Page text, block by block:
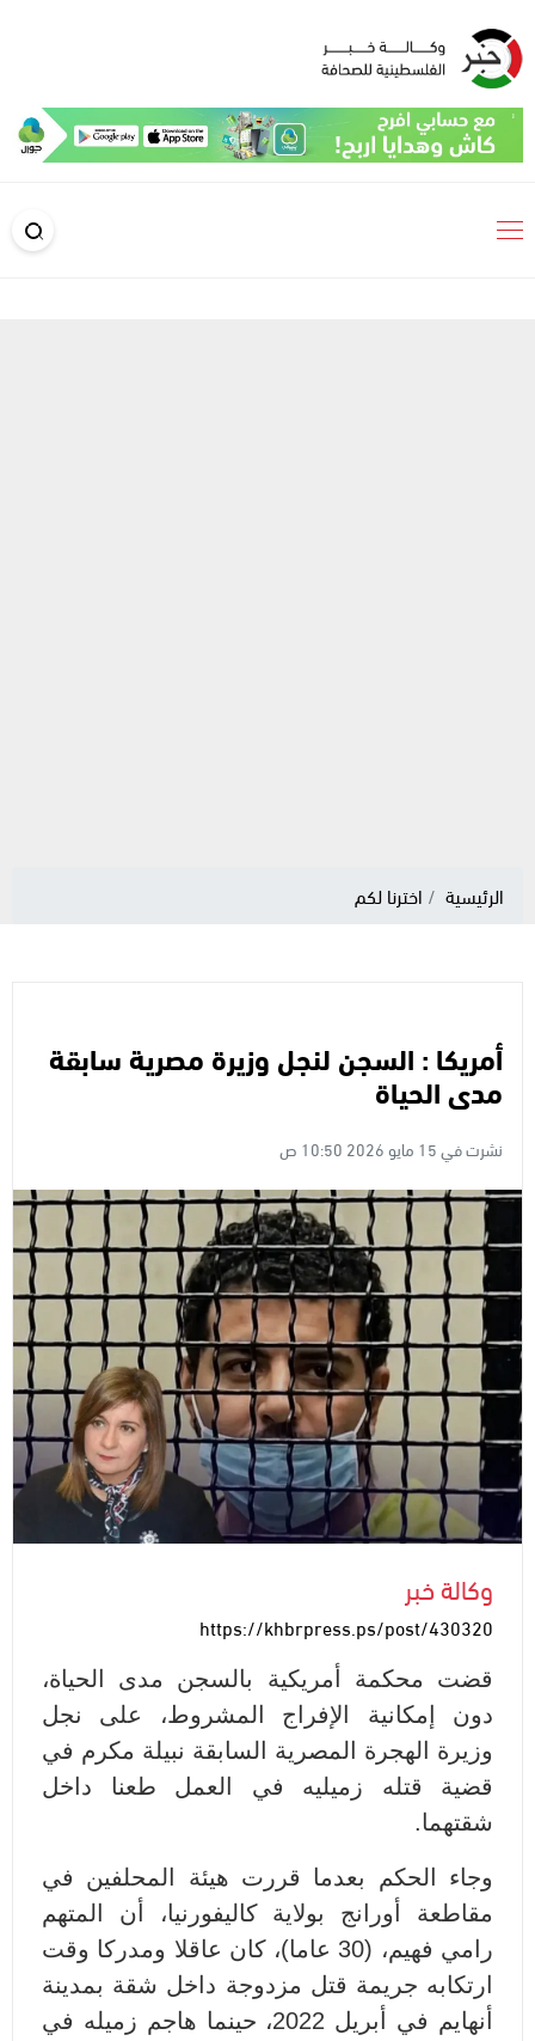
الرئيسية اخترنا لكم
أمريكا : السجن لنجل وزيرة مصرية سابقة
مدى الحياة
نشرت في 15 مايو 2026 10:50 ص
وكالة خبر
https://khbrpress.ps/post/430320
قضت محكمة أمريكية بالسجن مدى الحياة،
دون إمكانية الإفراج المشروط، على نجل
وزيرة الهجرة المصرية السابقة نبيلة مكرم في
قضية قتله زميليه في العمل طعنا داخل
شقتهما.
وجاء الحكم بعدما قررت هيئة المحلفين في
مقاطعة أورانج بولاية كاليفورنيا، أن المتهم
رامي فهيم، (30 عاما)، كان عاقلا ومدركا وقت
ارتكابه جريمة قتل مزدوجة داخل شقة بمدينة
أنهايم في أبريل 2022، حينما هاجم زميله في